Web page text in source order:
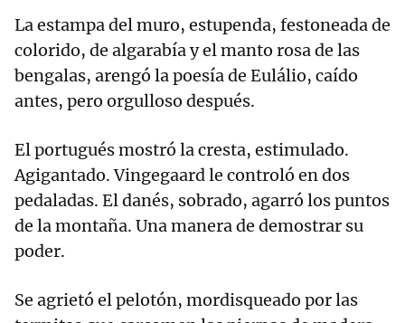
La estampa del muro, estupenda, festoneada de
colorido, de algarabía y el manto rosa de las
bengalas, arengó la poesía de Eulálio, caído
antes, pero orgulloso después.
El portugués mostró la cresta, estimulado.
Agigantado. Vingegaard le controló en dos
pedaladas. El danés, sobrado, agarró los puntos
de la montaña. Una manera de demostrar su
poder.
Se agrietó el pelotón, mordisqueado por las